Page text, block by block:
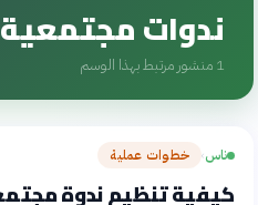
ندوات مجتمعية
1 منشور مرتبط بهذا الوسم
ناس› خطوات عملية
كيفية تنظيم ندوة